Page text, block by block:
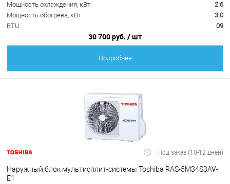
Мощность охлаждения, кВт:
2.6
Мощность обогрева, кВт:
3.0
BTU
09
30 700 руб. / шт
Подробнее
Под заказ (10-12 дней)
Наружный блок мультисплит-системы Toshiba RAS-5M34S3AV-
E1